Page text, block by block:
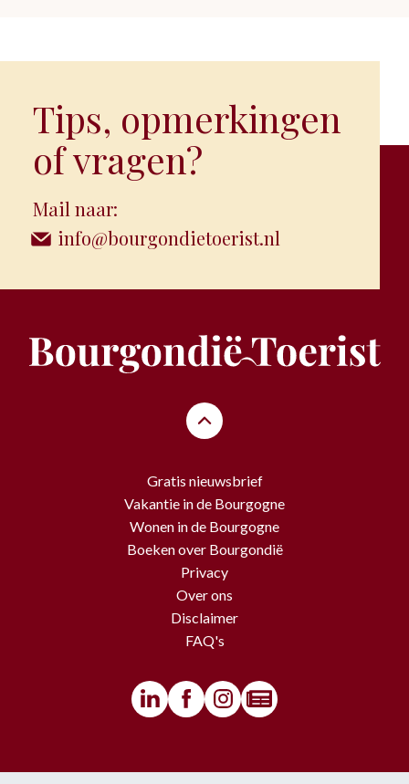
Tips, opmerkingen
of vragen?
Mail naar:
info@bourgondietoerist.nl
Gratis nieuwsbrief
Vakantie in de Bourgogne
Wonen in de Bourgogne
Boeken over Bourgondië
Privacy
Over ons
Disclaimer
FAQ's